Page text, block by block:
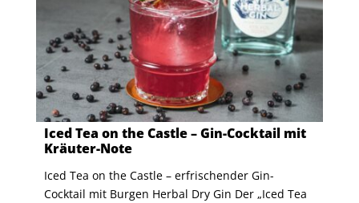
Iced Tea on the Castle – Gin-Cocktail mit
Kräuter-Note
Iced Tea on the Castle – erfrischender Gin-
Cocktail mit Burgen Herbal Dry Gin Der „Iced Tea